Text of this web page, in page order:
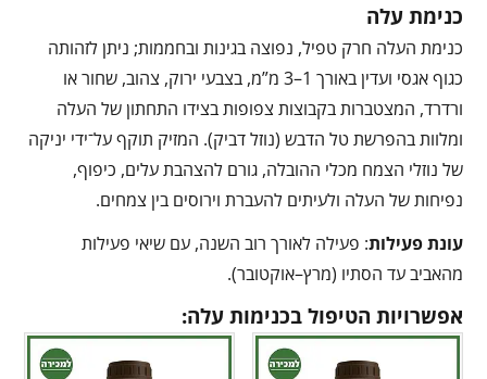
כנימת עלה
כנימת העלה חרק טפיל, נפוצה בגינות ובחממות; ניתן לזהותה
כגוף אגסי ועדין באורך 1–3 מ”מ, בצבעי ירוק, צהוב, שחור או
ורדרד, המצטברות בקבוצות צפופות בצידו התחתון של העלה
ומלוות בהפרשת טל הדבש (נוזל דביק). המזיק תוקף על־ידי יניקה
של נוזלי הצמח מכלי ההובלה, גורם להצהבת עלים, כיפוף,
נפיחות של העלה ולעיתים להעברת וירוסים בין צמחים.
עונת פעילות: פעילה לאורך רוב השנה, עם שיאי פעילות
מהאביב עד הסתיו (מרץ–אוקטובר).
אפשרויות הטיפול בכנימות עלה: